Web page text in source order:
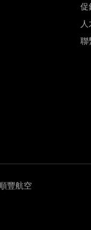
促
聯
順豐航空